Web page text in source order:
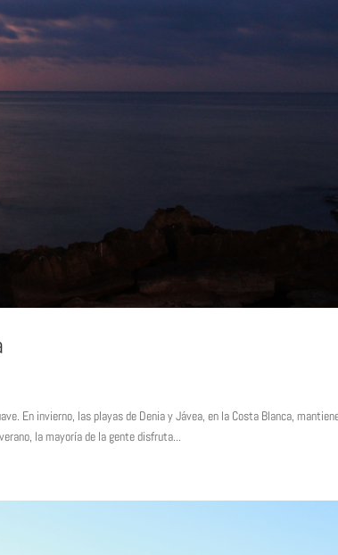
En invierno, las playas de Denia y Jávea, en la Costa Blanca,
la mayoría de la gente disfruta...